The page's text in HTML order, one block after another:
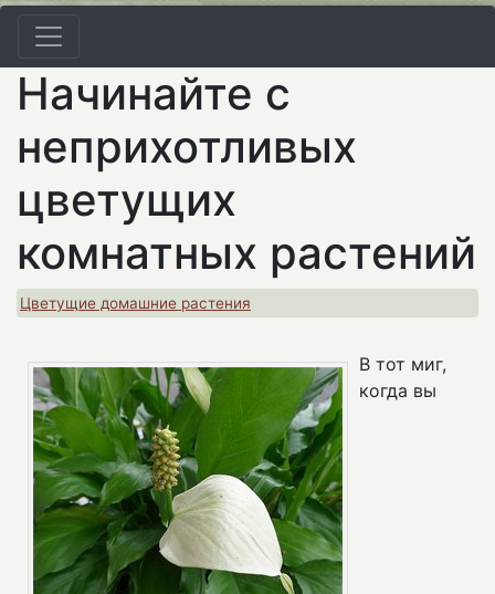
Начинайте с
неприхотливых
цветущих
комнатных растений
Цветущие домашние растения
В тот миг,
когда вы